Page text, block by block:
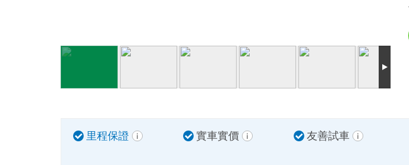
里程保證 實車實價 友善試車